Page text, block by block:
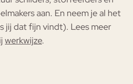
aan. En neem je al het
jij dat fijn vindt). Lees meer
werkwijze.